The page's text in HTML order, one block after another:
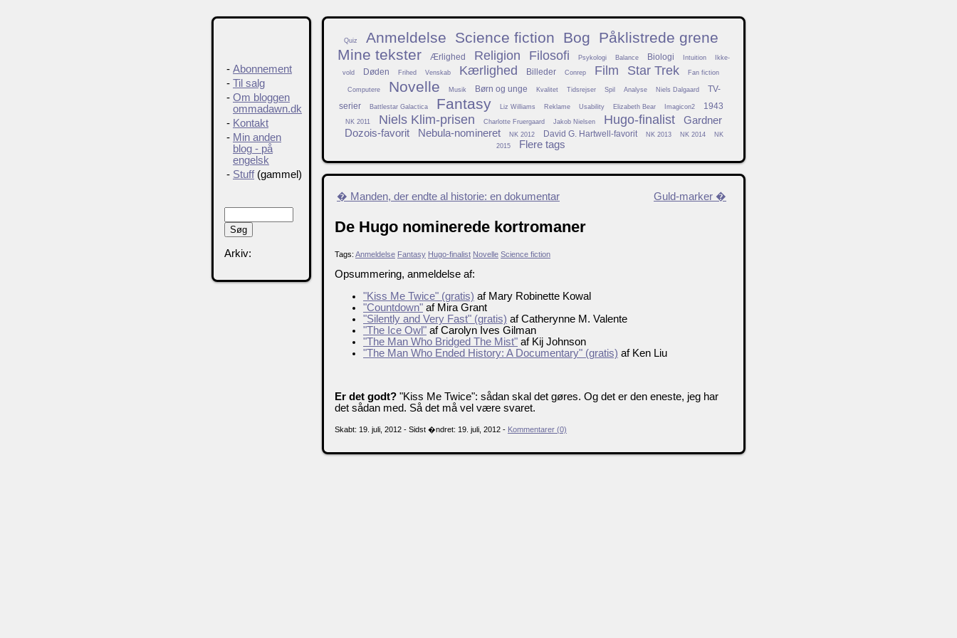
Quiz Anmeldelse Science fiction Bog
Påklistrede grene
Mine tekster
Ærlighed Religion Filosofi Psykologi Balance Biologi Intuition Ikke-
vold Døden Frihed Venskab Kærlighed Billeder Conrep Film Star Trek Fan fiction
Computere Novelle Musik Børn og unge Kvalitet Tidsrejser Spil Analyse Niels Dalgaard
TV-
serier
Battlestar Galactica Fantasy Liz Williams Reklame Usability Elizabeth Bear Imagicon2 1943
NK 2011 Niels Klim-prisen Charlotte Fruergaard Jakob Nielsen Hugo-finalist
Gardner
Dozois-favorit
Nebula-nomineret NK 2012 David G. Hartwell-favorit NK 2013 NK 2014
NK
2015
Flere tags
� Manden, der endte al historie: en dokumentar Guld-marker �
De Hugo nominerede kortromaner
Tags: Anmeldelse Fantasy Hugo-finalist Novelle Science fiction
Opsummering, anmeldelse af:
"Kiss Me Twice" (gratis) af Mary Robinette Kowal
"Countdown" af Mira Grant
"Silently and Very Fast" (gratis) af Catherynne M. Valente
"The Ice Owl" af Carolyn Ives Gilman
"The Man Who Bridged The Mist" af Kij Johnson
"The Man Who Ended History: A Documentary" (gratis) af Ken Liu
Er det godt? "Kiss Me Twice": sådan skal det gøres. Og det er den eneste, jeg har
det sådan med. Så det må vel være svaret.
Skabt: 19. juli, 2012 - Sidst �ndret: 19. juli, 2012 - Kommentarer (0)
- Abonnement
- Til salg
- Om bloggen
ommadawn.dk
- Kontakt
- Min anden
blog - på
engelsk
- Stuff(gammel)
Arkiv: